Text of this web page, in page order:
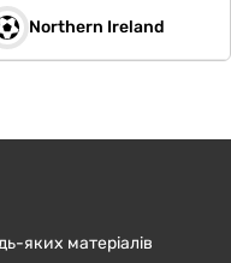
Northern Ireland
яких матеріалів